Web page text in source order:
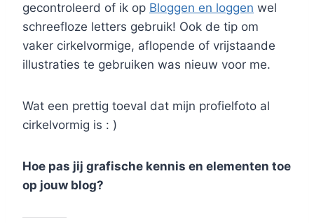
gecontroleerd of ik op Bloggen en loggen wel
schreefloze letters gebruik! Ook de tip om
vaker cirkelvormige, aflopende of vrijstaande
illustraties te gebruiken was nieuw voor me.
Wat een prettig toeval dat mijn profielfoto al
cirkelvormig is : )
Hoe pas jij grafische kennis en elementen toe
op jouw blog?